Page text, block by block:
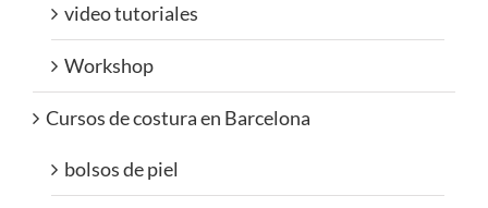
video tutoriales
Workshop
Cursos de costura en Barcelona
bolsos de piel